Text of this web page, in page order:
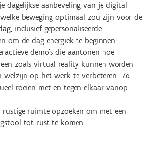
dagelijkse aanbeveling van je digital
beweging optimaal zou zijn voor de
inclusief gepersonaliseerde
om de dag energiek te beginnen.
demo's die aantonen hoe
zoals virtual reality kunnen worden
welzijn op het werk te verbeteren.. Zo
roeien met en tegen elkaar vanop
rustige ruimte opzoeken om met een
tot rust te komen.